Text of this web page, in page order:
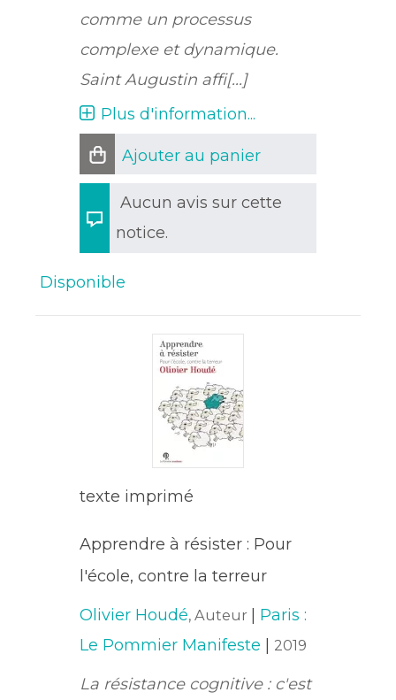
comme un processus
complexe et dynamique.
Saint Augustin affi[...]
Plus d'information...
Ajouter au panier
Aucun avis sur cette
notice.
Disponible
texte imprimé
Apprendre à résister : Pour
l'école, contre la terreur
Olivier Houdé, Auteur
Paris :
Le Pommier Manifeste
2019
La résistance cognitive : c'est